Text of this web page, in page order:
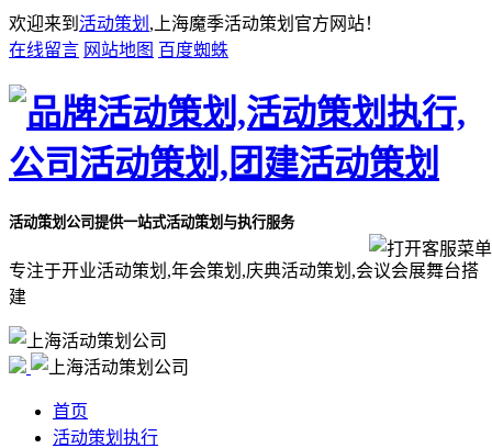
欢迎来到 活动策划 ,上海魔季活动策划官方网站！
在线留言 网站地图 百度蜘蛛
活动策划公司提供一站式活动策划与执行服务
专注于开业活动策划,年会策划,庆典活动策划,会议会展舞台搭
建
首页
活动策划执行